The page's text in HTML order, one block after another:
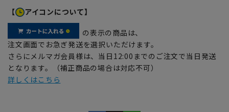
【 アイコンについて】
の表示の商品は、
注文画面でお急ぎ発送を選択いただけます。
さらにメルマガ会員様は、当日12:00までのご注文で当日発送
となります。（補正商品の場合は対応不可）
詳しくはこちら